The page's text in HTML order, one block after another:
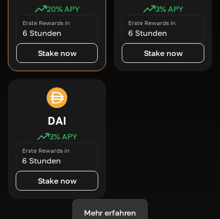
20% APY
Erste Rewards in
6 Stunden
Stake now
3% APY
Erste Rewards in
6 Stunden
Stake now
DAI
3% APY
Erste Rewards in
6 Stunden
Stake now
Mehr erfahren